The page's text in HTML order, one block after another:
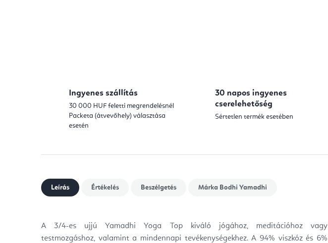
Ingyenes szállítás
30 000 HUF feletti megrendelésnél
Packeta (átvevőhely) választása
esetén
30 napos ingyenes
cserelehetőség
Sértetlen termék esetében
Leírás Értékelés Beszélgetés Márka Bodhi Yamadhi
A 3/4-es ujjú Yamadhi Yoga Top kiváló jógához, meditációhoz vagy
testmozgáshoz, valamint a mindennapi tevékenységekhez. A 94% viszkóz és 6%